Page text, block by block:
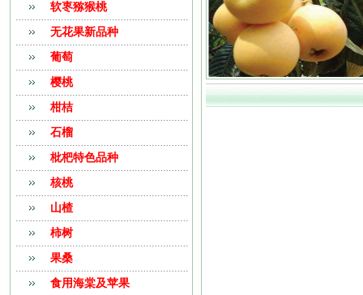
软栆猕猴桃
无花果新品种
葡萄
樱桃
柑桔
石榴
枇杷特色品种
核桃
山楂
柿树
果桑
食用海棠及苹果